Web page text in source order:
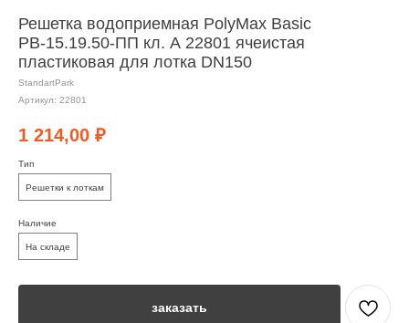
Решетка водоприемная PolyMax Basic
РВ-15.19.50-ПП кл. А 22801 ячеистая
пластиковая для лотка DN150
StandartPark
Артикул: 22801
1 214,00 ₽
Тип
Решетки к лоткам
Наличие
На складе
заказать